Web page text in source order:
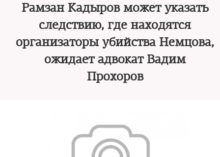
Рамзан Кадыров может указать
следствию, где находятся
организаторы убийства Немцова,
ожидает адвокат Вадим
Прохоров